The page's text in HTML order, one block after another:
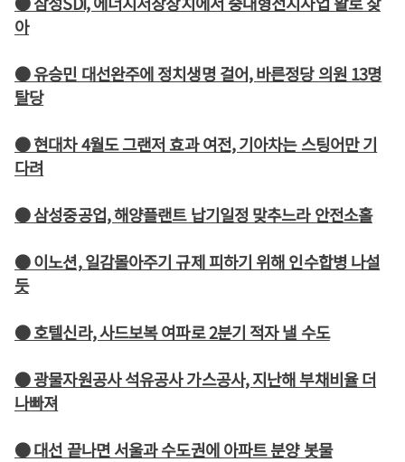
아
● 유승민 대선완주에 정치생명 걸어, 바른정당 의원 13명
탈당
● 현대차 4월도 그랜저 효과 여전, 기아차는 스팅어만 기
다려
● 삼성중공업, 해양플랜트 납기일정 맞추느라 안전소홀
● 이노션, 일감몰아주기 규제 피하기 위해 인수합병 나설
듯
● 호텔신라, 사드보복 여파로 2분기 적자 낼 수도
● 광물자원공사 석유공사 가스공사, 지난해 부채비율 더
나빠져
● 대선 끝나면 서울과 수도권에 아파트 분양 봇물